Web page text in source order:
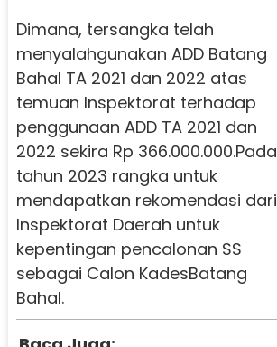
Dimana, tersangka telah
menyalahgunakan ADD Batang
Bahal TA 2021 dan 2022 atas
temuan Inspektorat terhadap
penggunaan ADD TA 2021 dan
2022 sekira Rp 366.000.000.Pada
tahun 2023 rangka untuk
mendapatkan rekomendasi dari
Inspektorat Daerah untuk
kepentingan pencalonan SS
sebagai Calon KadesBatang
Bahal.